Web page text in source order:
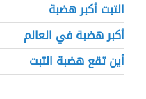
التبت أكبر هضبة
أكبر هضبة في العالم
أين تقع هضبة التبت